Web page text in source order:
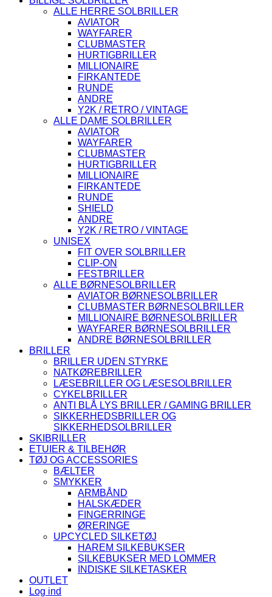
ALLE HERRE SOLBRILLER
AVIATOR
WAYFARER
CLUBMASTER
HURTIGBRILLER
MILLIONAIRE
FIRKANTEDE
RUNDE
ANDRE
Y2K / RETRO / VINTAGE
ALLE DAME SOLBRILLER
AVIATOR
WAYFARER
CLUBMASTER
HURTIGBRILLER
MILLIONAIRE
FIRKANTEDE
RUNDE
SHIELD
ANDRE
Y2K / RETRO / VINTAGE
UNISEX
FIT OVER SOLBRILLER
CLIP-ON
FESTBRILLER
ALLE BØRNESOLBRILLER
AVIATOR BØRNESOLBRILLER
CLUBMASTER BØRNESOLBRILLER
MILLIONAIRE BØRNESOLBRILLER
WAYFARER BØRNESOLBRILLER
ANDRE BØRNESOLBRILLER
BRILLER
BRILLER UDEN STYRKE
NATKØREBRILLER
LÆSEBRILLER OG LÆSESOLBRILLER
CYKELBRILLER
ANTI BLÅ LYS BRILLER / GAMING BRILLER
SIKKERHEDSBRILLER OG
SIKKERHEDSOLBRILLER
SKIBRILLER
ETUIER & TILBEHØR
TØJ OG ACCESSORIES
BÆLTER
SMYKKER
ARMBÅND
HALSKÆDER
FINGERRINGE
ØRERINGE
UPCYCLED SILKETØJ
HAREM SILKEBUKSER
SILKEBUKSER MED LOMMER
INDISKE SILKETASKER
OUTLET
Log ind